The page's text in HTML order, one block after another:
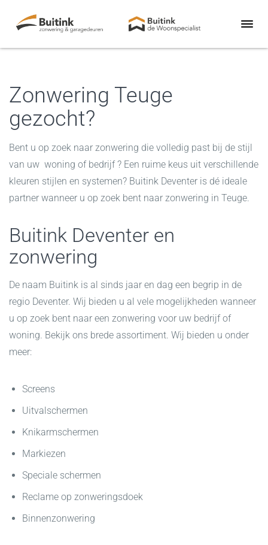
Zonwering Teuge
gezocht?
Bent u op zoek naar zonwering die volledig past bij de stijl
van uw woning of bedrijf ? Een ruime keus uit verschillende
kleuren stijlen en systemen? Buitink Deventer is dé ideale
partner wanneer u op zoek bent naar zonwering in Teuge.
Buitink Deventer en
zonwering
De naam Buitink is al sinds jaar en dag een begrip in de
regio Deventer. Wij bieden u al vele mogelijkheden wanneer
u op zoek bent naar een zonwering voor uw bedrijf of
woning. Bekijk ons brede assortiment. Wij bieden u onder
meer:
Screens
Uitvalschermen
Knikarmschermen
Markiezen
Speciale schermen
Reclame op zonweringsdoek
Binnenzonwering